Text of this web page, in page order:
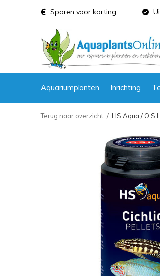
Aquariumplanten Inrichting
Sparen voor korting
Terug naar overzicht HS Aqua /